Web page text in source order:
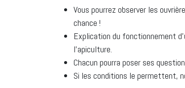
Vous pourrez observer les
chance !
Explication du fonctionnement
l’apiculture.
Chacun pourra poser ses
Si les conditions le permettent,